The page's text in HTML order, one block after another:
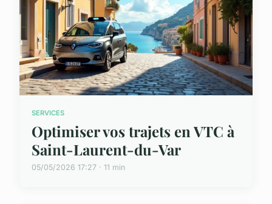
SERVICES
Optimiser vos trajets en VTC à
Saint-Laurent-du-Var
05/05/2026 17:27 · 11 min